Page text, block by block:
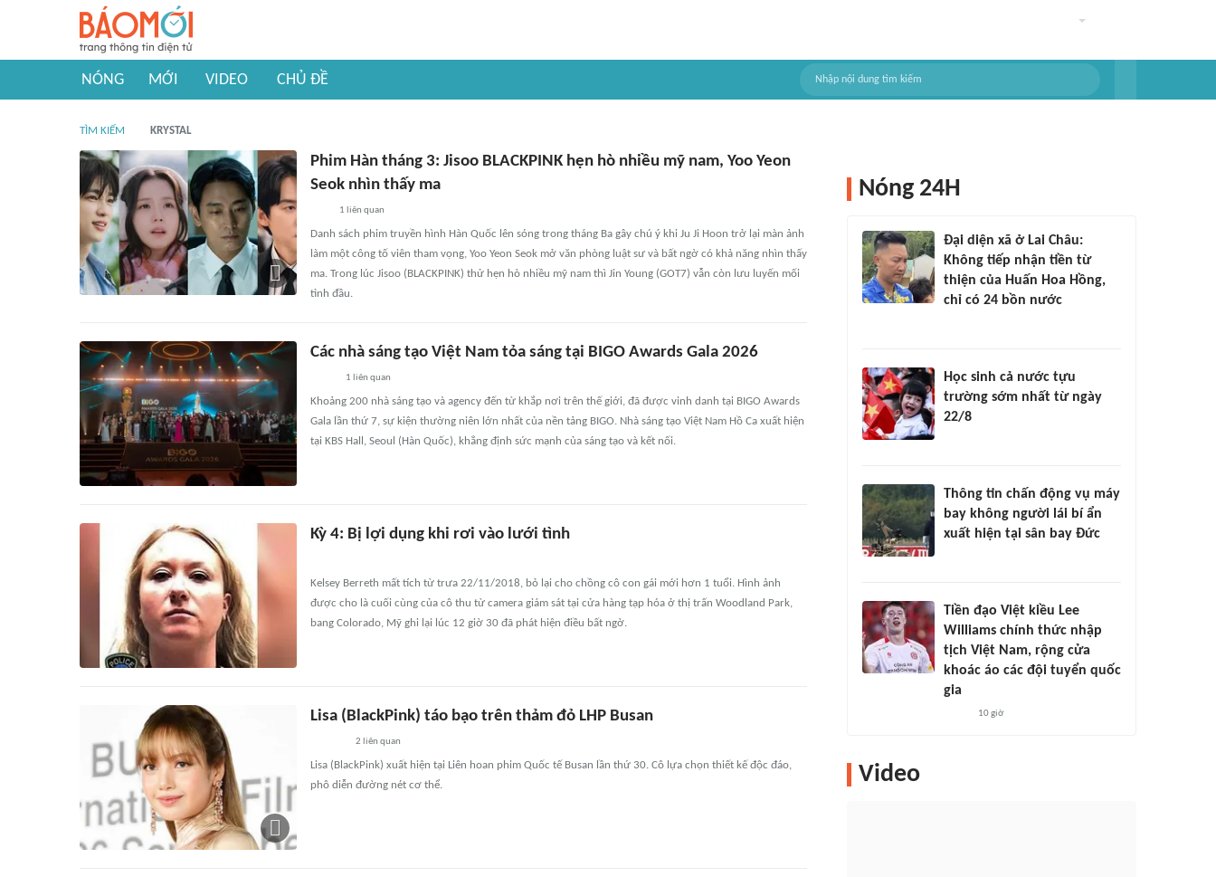
NÓNG MỚI VIDEO CHỦ ĐỀ
TÌM KIẾM KRYSTAL
Phim Hàn tháng 3: Jisoo BLACKPINK hẹn hò nhiều mỹ nam, Yoo Yeon
Seok nhìn thấy ma
1 liên quan
Danh sách phim truyền hình Hàn Quốc lên sóng trong tháng Ba gây chú ý khi Ju Ji Hoon trở lại màn ảnh
làm một công tố viên tham vọng, Yoo Yeon Seok mở văn phòng luật sư và bất ngờ có khả năng nhìn thấy
ma. Trong lúc Jisoo (BLACKPINK) thử hẹn hò nhiều mỹ nam thì Jin Young (GOT7) vẫn còn lưu luyến mối
tình đầu.
Các nhà sáng tạo Việt Nam tỏa sáng tại BIGO Awards Gala 2026
1 liên quan
Khoảng 200 nhà sáng tạo và agency đến từ khắp nơi trên thế giới, đã được vinh danh tại BIGO Awards
Gala lần thứ 7, sự kiện thường niên lớn nhất của nền tảng BIGO. Nhà sáng tạo Việt Nam Hồ Ca xuất hiện
tại KBS Hall, Seoul (Hàn Quốc), khẳng định sức mạnh của sáng tạo và kết nối.
Kỳ 4: Bị lợi dụng khi rơi vào lưới tình
Kelsey Berreth mất tích từ trưa 22/11/2018, bỏ lại cho chồng cô con gái mới hơn 1 tuổi. Hình ảnh
được cho là cuối cùng của cô thu từ camera giám sát tại cửa hàng tạp hóa ở thị trấn Woodland Park,
bang Colorado, Mỹ ghi lại lúc 12 giờ 30 đã phát hiện điều bất ngờ.
Lisa (BlackPink) táo bạo trên thảm đỏ LHP Busan
2 liên quan
Lisa (BlackPink) xuất hiện tại Liên hoan phim Quốc tế Busan lần thứ 30. Cô lựa chọn thiết kế độc đáo,
phô diễn đường nét cơ thể.
Nóng 24H
Đại diện xã ở Lai Châu:
Không tiếp nhận tiền từ
thiện của Huấn Hoa Hồng,
chỉ có 24 bồn nước
Học sinh cả nước tựu
trường sớm nhất từ ngày
22/8
Thông tin chấn động vụ máy
bay không người lái bí ẩn
xuất hiện tại sân bay Đức
Tiền đạo Việt kiều Lee
Williams chính thức nhập
tịch Việt Nam, rộng cửa
khoác áo các đội tuyển quốc
gia
10 giờ
Video